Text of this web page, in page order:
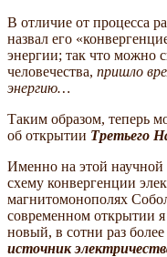
В отличие от процесса
назвал его
энергии; так что можно
человечества, пришло
энергию…
Таким образом, теперь
об открытии Третьего
Именно на этой научной
схему конвергенции
магнитомонополях
современном открытии я
новый, в сотни раз
источник